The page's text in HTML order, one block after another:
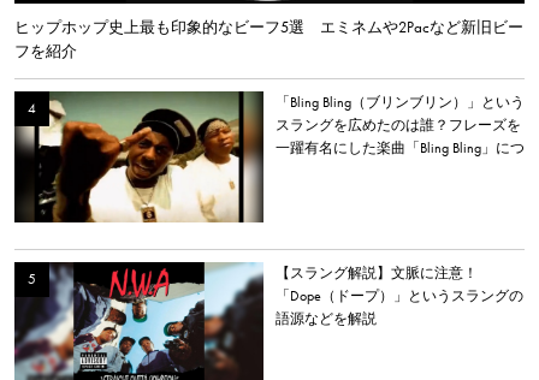
ヒップホップ史上最も印象的なビーフ5選 エミネムや2Pacなど新旧ビー
フを紹介
「Bling Bling（ブリンブリン）」という
スラングを広めたのは誰？フレーズを
一躍有名にした楽曲「Bling Bling」につ
【スラング解説】文脈に注意！
「Dope（ドープ）」というスラングの
語源などを解説